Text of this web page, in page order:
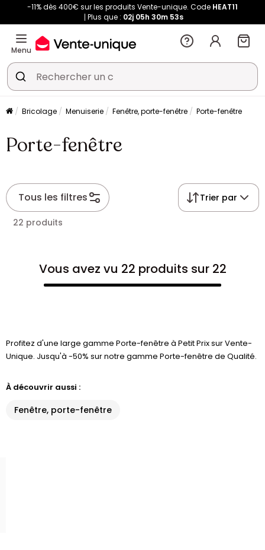
-11% dès 400€ sur les produits Vente-unique. Code HEAT11
Plus que : 02j 05h 30m 53s
Menu
Bricolage Menuiserie Fenêtre, porte-fenêtre Porte-fenêtre
Porte-fenêtre
Tous les filtres Trier par
22 produits
Vous avez vu 22 produits sur 22
Profitez d'une large gamme Porte-fenêtre à Petit Prix sur Vente-
Unique. Jusqu'à -50% sur notre gamme Porte-fenêtre de Qualité.
À découvrir aussi :
Fenêtre, porte-fenêtre